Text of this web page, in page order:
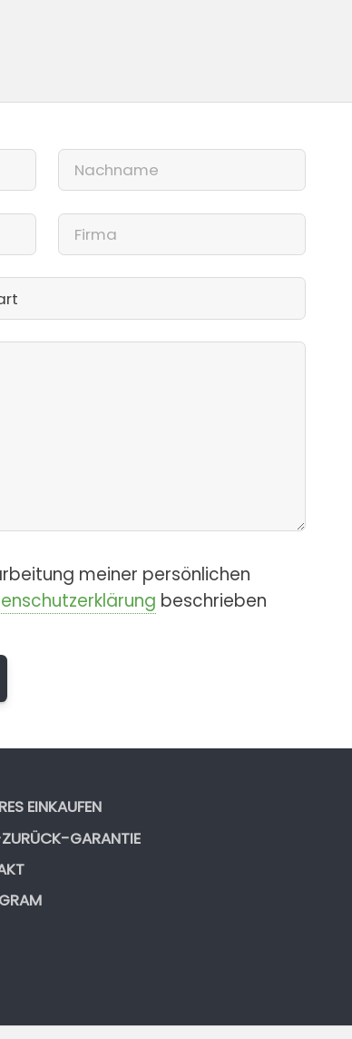
meiner persönlichen
beschrieben
EINKAUFEN
GARANTIE